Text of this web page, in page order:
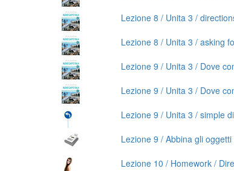
Lezione 8 / Unita 3 /
Lezione 8 / Unita 3 / asking
Lezione 9 / Unita 3 / Dove
Lezione 9 / Unita 3 / Dove
Lezione 9 / Unita 3 / simple
Lezione 9 / Abbina gli
Lezione 10 / Homework /